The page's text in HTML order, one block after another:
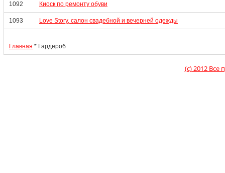
1092 Киоск по ремонту обуви
1093 Love Story, салон свадебной и вечерней одежды
Главная * Гардероб
(c) 2012